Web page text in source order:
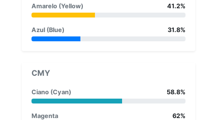
Amarelo (Yellow) 41.2%
Azul (Blue) 31.8%
CMY
Ciano (Cyan) 58.8%
Magenta 62%